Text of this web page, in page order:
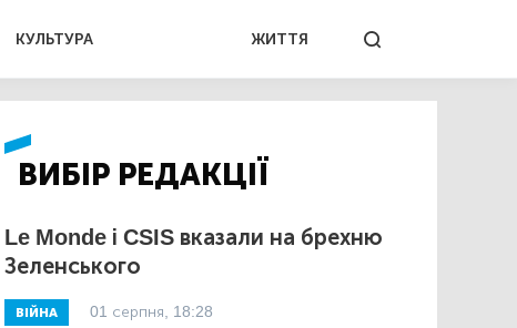
КУЛЬТУРА ЖИТТЯ
ВИБІР РЕДАКЦІЇ
Le Monde і CSIS вказали на брехню
Зеленського
ВІЙНА 01 серпня, 18:28